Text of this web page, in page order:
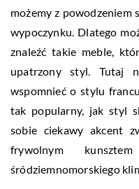
możemy z powodzeniem
wypoczynku. Dlatego
znaleźć takie meble,
upatrzony styl. Tutaj
wspomnieć o stylu
tak popularny, jak styl
sobie ciekawy akcent
frywolnym
śródziemnomorskiego